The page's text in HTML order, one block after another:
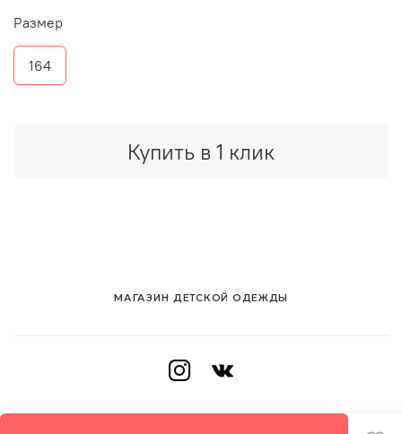
Купить в 1 клик
Размер
164
МАГАЗИН ДЕТСКОЙ ОДЕЖДЫ